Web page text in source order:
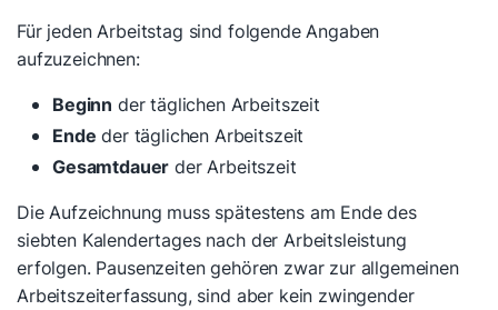
Für jeden Arbeitstag sind folgende Angaben
aufzuzeichnen:
Beginn der täglichen Arbeitszeit
Ende der täglichen Arbeitszeit
Gesamtdauer der Arbeitszeit
Die Aufzeichnung muss spätestens am Ende des
siebten Kalendertages nach der Arbeitsleistung
erfolgen. Pausenzeiten gehören zwar zur allgemeinen
Arbeitszeiterfassung, sind aber kein zwingender